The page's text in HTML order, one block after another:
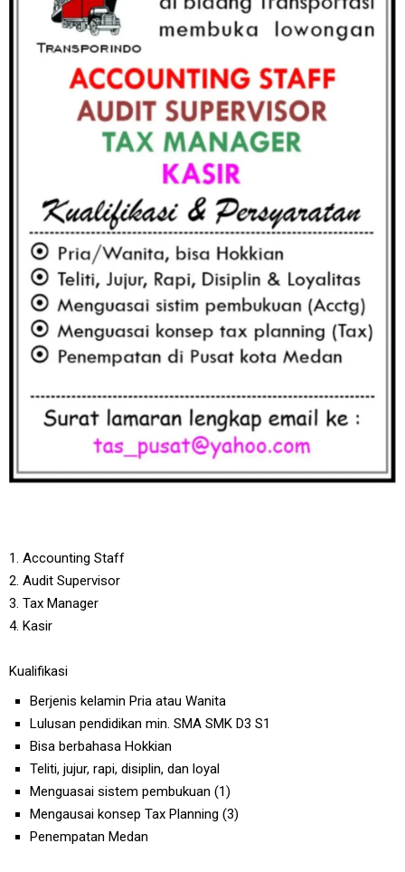
1. Accounting Staff
2. Audit Supervisor
3. Tax Manager
4. Kasir
Kualifikasi
Berjenis kelamin Pria atau Wanita
Lulusan pendidikan min. SMA SMK D3 S1
Bisa berbahasa Hokkian
Teliti, jujur, rapi, disiplin, dan loyal
Menguasai sistem pembukuan (1)
Mengausai konsep Tax Planning (3)
Penempatan Medan